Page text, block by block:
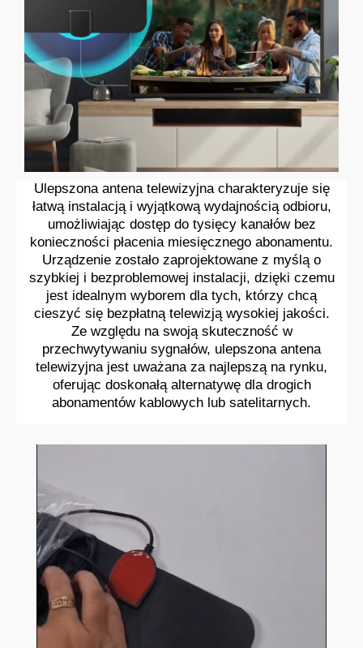
Ulepszona antena telewizyjna charakteryzuje się
łatwą instalacją i wyjątkową wydajnością odbioru,
umożliwiając dostęp do tysięcy kanałów bez
konieczności płacenia miesięcznego abonamentu.
Urządzenie zostało zaprojektowane z myślą o
szybkiej i bezproblemowej instalacji, dzięki czemu
jest idealnym wyborem dla tych, którzy chcą
cieszyć się bezpłatną telewizją wysokiej jakości.
Ze względu na swoją skuteczność w
przechwytywaniu sygnałów, ulepszona antena
telewizyjna jest uważana za najlepszą na rynku,
oferując doskonałą alternatywę dla drogich
abonamentów kablowych lub satelitarnych.